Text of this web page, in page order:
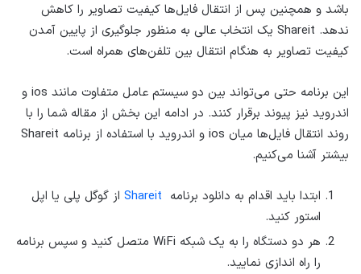
باشد و همچنین پس از انتقال فایل‌ها کیفیت تصاویر را کاهش
ندهد. Shareit یک انتخاب عالی به منظور جلوگیری از پایین آمدن
کیفیت تصاویر به هنگام انتقال بین تلفن‌های همراه است.
این برنامه حتی می‌تواند بین دو سیستم عامل متفاوت مانند ‏ios و
اندروید نیز پیوند برقرار کنند. در ادامه این بخش از مقاله شما را با
روند انتقال فایل‌ها میان ios و اندروید با استفاده از برنامه Shareit
بیشتر آشنا می‌کنیم.
ابتدا باید اقدام به دانلود برنامه Shareit از گوگل پلی یا اپل
استور کنید.
هر دو دستگاه را به یک شبکه WiFi متصل کنید و سپس برنامه
را راه اندازی نمایید.